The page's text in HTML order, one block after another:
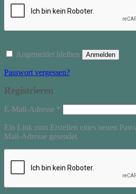
Angemeldet bleiben Anmelden
Passwort vergessen?
Registrieren
E-Mail-Adresse *
Ein Link zum Erstellen eines neuen
Mail-Adresse gesendet.